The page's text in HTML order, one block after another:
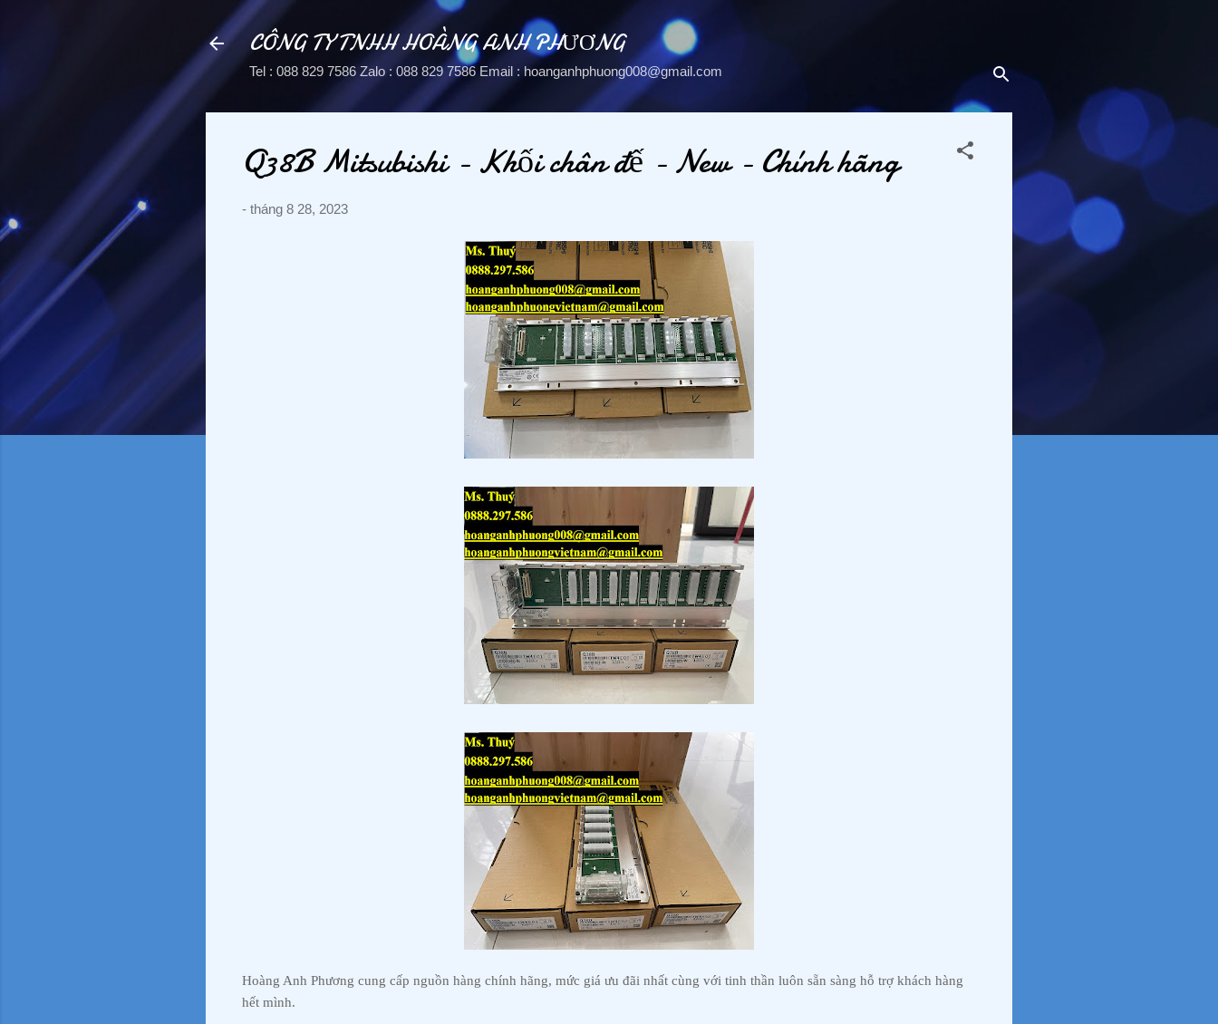
Chuyển đến nội dung chính
CÔNG TY TNHH HOÀNG ANH PHƯƠNG
Tel : 088 829 7586 Zalo : 088 829 7586 Email : hoanganhphuong008@gmail.com
Q38B Mitsubishi - Khối chân đế - New - Chính hãng
- tháng 8 28, 2023
Hoàng Anh Phương cung cấp nguồn hàng chính hãng, mức giá ưu đãi nhất cùng với tinh thần luôn sẵn sàng hỗ trợ khách hàng
hết mình.